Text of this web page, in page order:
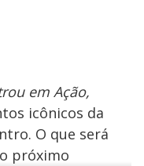
em Ação,
icônicos da
O que será
próximo